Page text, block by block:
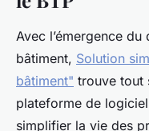
Avec l’émergence
bâtiment, Solution
bâtiment" trouve tout
plateforme de
simplifier la vie des